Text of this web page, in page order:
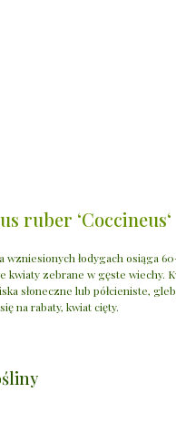
ruber ‘Coccineus‘
wzniesionych łodygach osiąga
kwiaty zebrane w gęste wiechy.
słoneczne lub półcieniste,
na rabaty, kwiat cięty.